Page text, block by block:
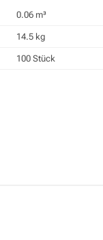
0.06 m³
14.5 kg
100 Stück